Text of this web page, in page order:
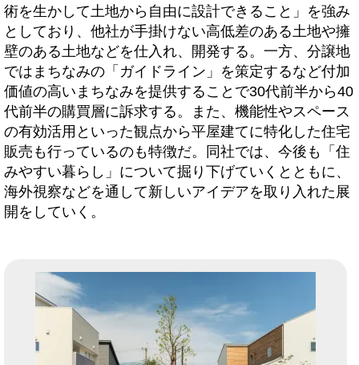
術を生かして土地から自由に設計できること」を強み
としており、他社が手掛けない高低差のある土地や擁
壁のある土地などを仕入れ、開発する。一方、分譲地
ではまちなみの「ガイドライン」を策定するなど付加
価値の高いまちなみを提供することで30代前半から40
代前半の購買層に訴求する。また、機能性やスペース
の有効活用といった観点から平屋建てに特化した住宅
販売も行っているのも特徴だ。同社では、今後も「住
みやすい暮らし」について掘り下げていくとともに、
海外視察などを通して新しいアイデアを取り入れた展
開をしていく。